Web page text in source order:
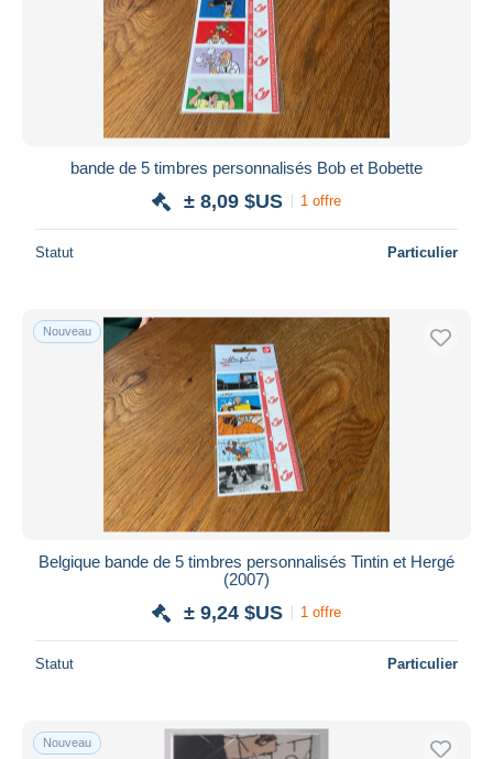
bande de 5 timbres personnalisés Bob et Bobette
± 8,09 $US 1 offre
Statut Particulier
Nouveau
Belgique bande de 5 timbres personnalisés Tintin et Hergé
(2007)
± 9,24 $US 1 offre
Statut Particulier
Nouveau